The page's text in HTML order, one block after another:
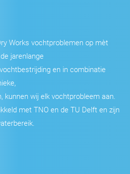
Works vochtproblemen op mèt
jarenlange
en in combinatie
kunnen wij elk vochtprobleem aan.
met TNO en de TU Delft en zijn